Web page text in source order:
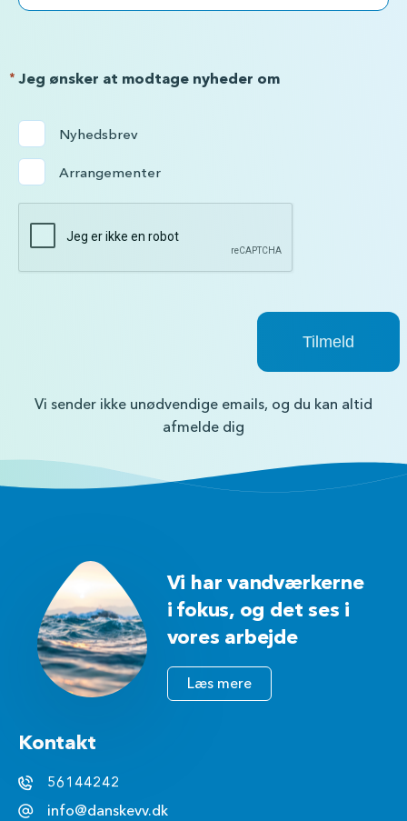
Jeg ønsker at modtage nyheder om
*
Nyhedsbrev
Arrangementer
Vi sender ikke unødvendige emails, og du kan altid
afmelde dig
Vi har vandværkerne
i fokus, og det ses i
vores arbejde
Læs mere
Kontakt
56144242
info@danskevv.dk